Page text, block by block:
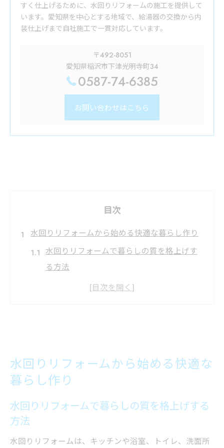
すく仕上げるために、水回りリフォームの施工を提供して
います。愛知県を中心とする地域で、給湯器の交換から内
装仕上げまで自社施工で一貫対応しています。
〒492-8051
愛知県稲沢市下津光明寺町34
0587-74-6385
お問い合わせはこちら
目次
水回りリフォームから始める快適な暮らし作り
水回りリフォームで暮らしの質を格上げす
る方法
水回りリフォームのタイミングと失敗しな
水回りリフォームが叶える安心と省エネ生
活
給湯器選びで愛知県稲沢市の省エネ住宅へ
ガイド
水回りリフォームから始める快適な
暮らし作り
水回りリフォームで暮らしの質を格上げする
方法
水回りリフォームは、キッチンや浴室、トイレ、洗面所